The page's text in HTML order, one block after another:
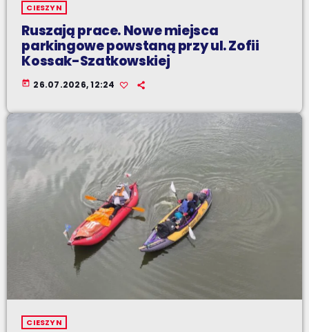
CIESZYN
Ruszają prace. Nowe miejsca
parkingowe powstaną przy ul. Zofii
Kossak-Szatkowskiej
today 26.07.2026, 12:24
CIESZYN